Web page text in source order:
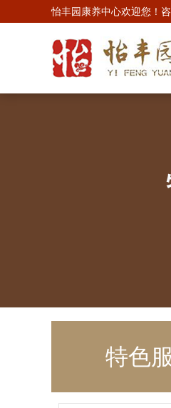
怡丰园康养中心欢迎您！
特色